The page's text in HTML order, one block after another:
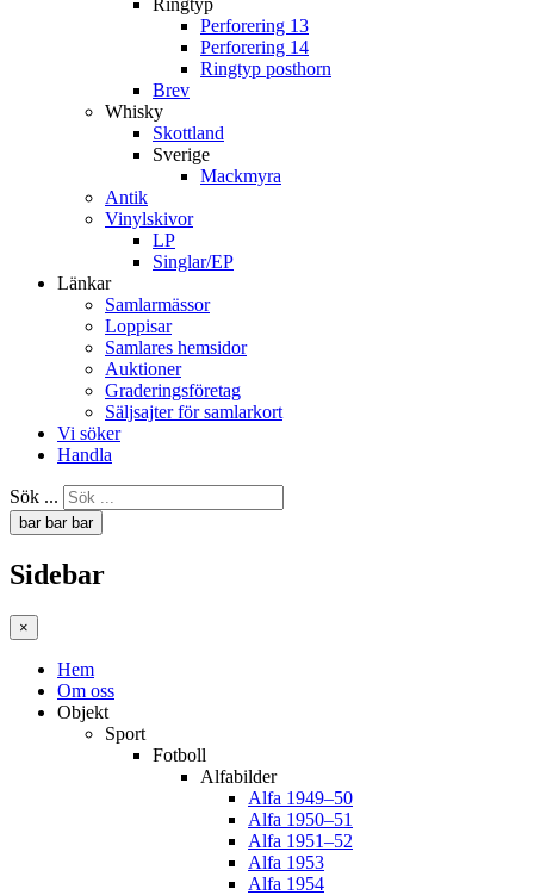
Ringtyp
Perforering 13
Perforering 14
Ringtyp posthorn
Brev
Whisky
Skottland
Sverige
Mackmyra
Antik
Vinylskivor
LP
Singlar/EP
Länkar
Samlarmässor
Loppisar
Samlares hemsidor
Auktioner
Graderingsföretag
Säljsajter för samlarkort
Vi söker
Handla
Sök ...
bar bar bar
Sidebar
×
Hem
Om oss
Objekt
Sport
Fotboll
Alfabilder
Alfa 1949–50
Alfa 1950–51
Alfa 1951–52
Alfa 1953
Alfa 1954